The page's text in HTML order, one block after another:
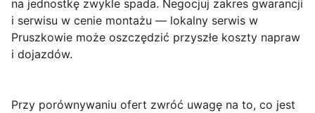
na jednostkę zwykle spada. Negocjuj zakres gwarancji
i serwisu w cenie montażu — lokalny serwis w
Pruszkowie może oszczędzić przyszłe koszty napraw
i dojazdów.
Przy porównywaniu ofert zwróć uwagę na to, co jest